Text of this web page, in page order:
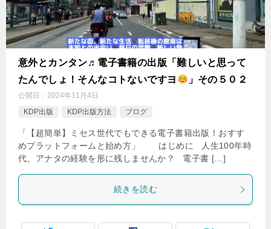
意外とカンタン♬電子書籍の出版「難しいと思って
たんでしょ！そんなコトないですヨ
」その５０２
公開日： 2024年11月4日
KDP出版
KDP出版方法 ブログ
「【超簡単】ミセス世代でもできる電子書籍出版！おすす
めプラットフォームと始め方」 はじめに 人生100年時
代、アナタの経験を形に残しませんか？ 電子書 […]
続きを読む